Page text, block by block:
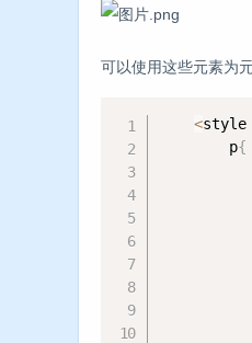
可以使用这些元素为
<style
        p
{